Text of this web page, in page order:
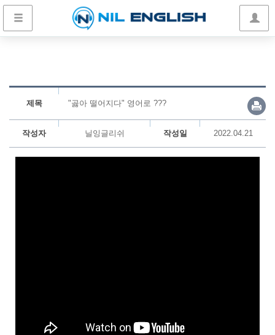
제목 "곯아 떨어지다" 영어로 ???
작성자 닐잉글리쉬 작성일 2022.04.21